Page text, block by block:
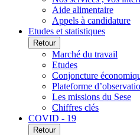
Aide alimentaire
Appels à candidature
Etudes et statistiques
Retour
Marché du travail
Etudes
Conjoncture
Plateforme
Les missions du Sese
Chiffres clés
COVID - 19
Retour